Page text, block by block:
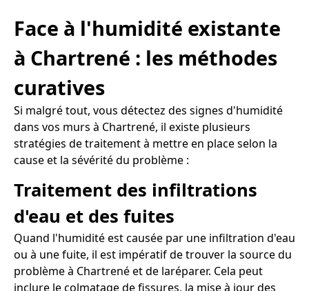
Face à l'humidité existante
à Chartrené : les méthodes
curatives
Si malgré tout, vous détectez des signes d'humidité
dans vos murs à Chartrené, il existe plusieurs
stratégies de traitement à mettre en place selon la
cause et la sévérité du problème :
Traitement des infiltrations
d'eau et des fuites
Quand l'humidité est causée par une infiltration d'eau
ou à une fuite, il est impératif de trouver la source du
problème à Chartrené et de laréparer. Cela peut
inclure le colmatage de fissures, la mise à jour des